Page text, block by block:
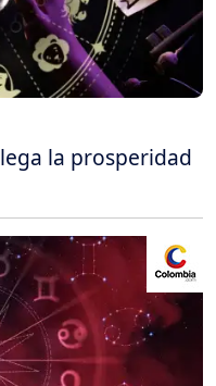
la prosperidad